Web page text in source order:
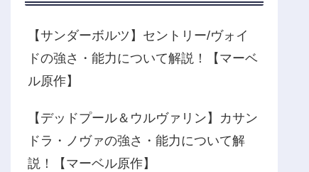
【サンダーボルツ】セントリー/ヴォイ
ドの強さ・能力について解説！【マーベ
ル原作】
【デッドプール＆ウルヴァリン】カサン
ドラ・ノヴァの強さ・能力について解
説！【マーベル原作】